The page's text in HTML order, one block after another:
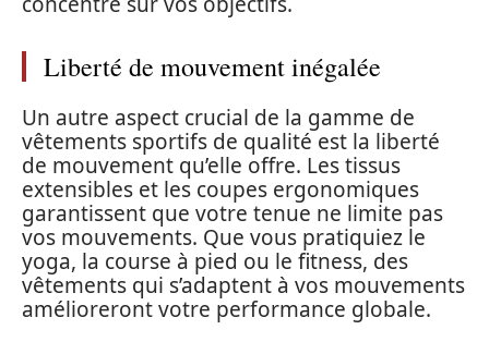
Liberté de mouvement inégalée
Un autre aspect crucial de la gamme de
vêtements sportifs de qualité est la liberté
de mouvement qu’elle offre. Les tissus
extensibles et les coupes ergonomiques
garantissent que votre tenue ne limite pas
vos mouvements. Que vous pratiquiez le
yoga, la course à pied ou le fitness, des
vêtements qui s’adaptent à vos mouvements
amélioreront votre performance globale.